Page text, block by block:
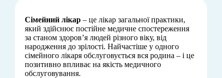
Сімейний лікар– це лікар загальної практики,
який здійснює постійне медичне спостереження
за станом здоров’я людей різного віку, від
народження до зрілості. Найчастіше у одного
сімейного лікаря обслуговується вся родина – і це
позитивно впливає на якість медичного
обслуговування.